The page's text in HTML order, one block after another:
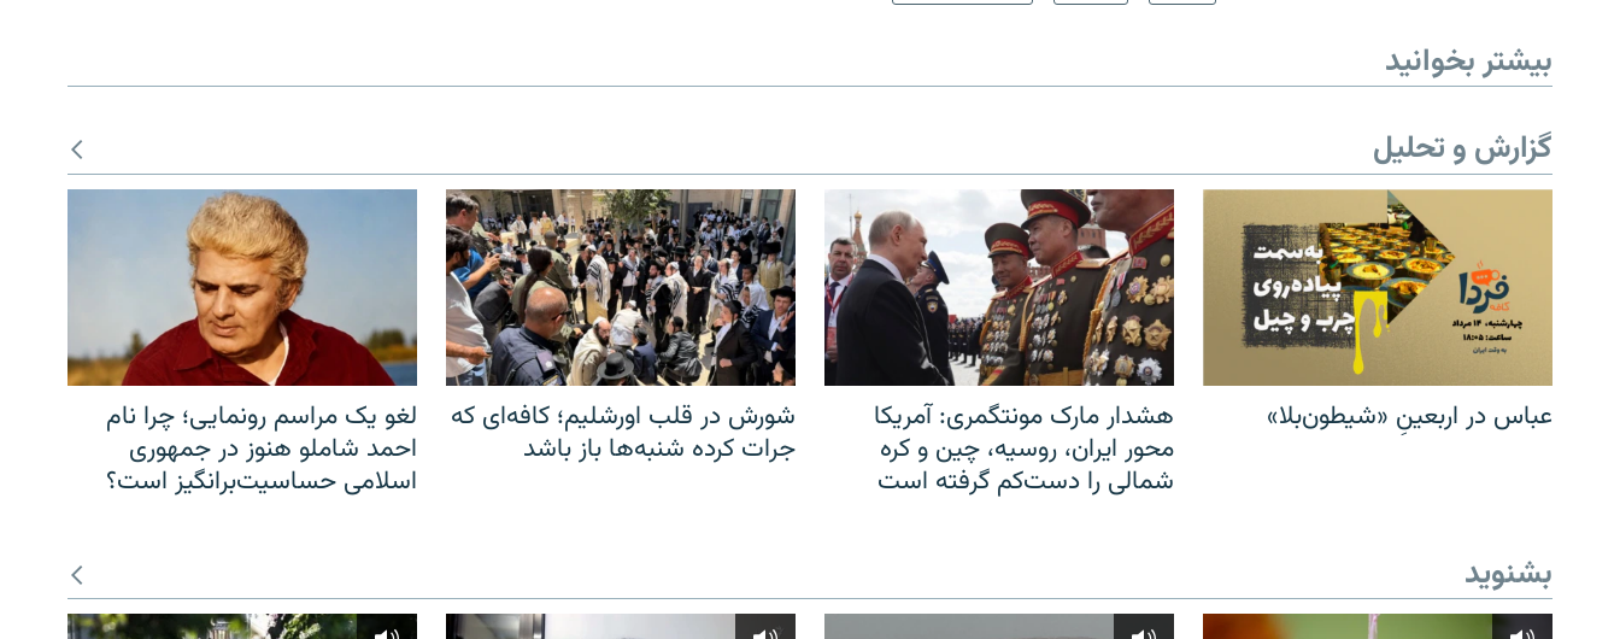
بیشتر بخوانید
گزارش و تحلیل
عباس در اربعینِ «شیطون‌بلا»
هشدار مارک مونتگمری: آمریکا
محور ایران، روسیه، چین و کره
شمالی را دست‌کم گرفته است
شورش در قلب اورشلیم؛ کافه‌ای که
جرات کرده شنبه‌ها باز باشد
لغو یک مراسم رونمایی؛ چرا نام
احمد شاملو هنوز در جمهوری
اسلامی حساسیت‌برانگیز است؟
بشنوید